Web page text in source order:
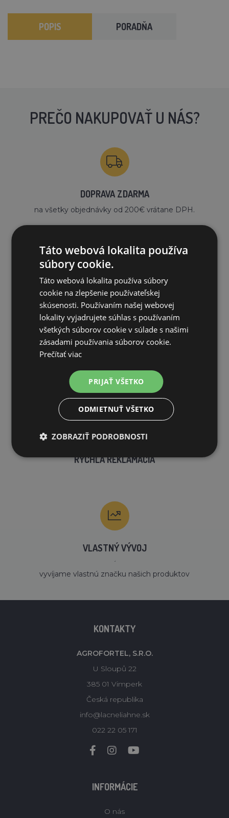
POPIS PORADŇA
PREČO NAKUPOVAŤ U NÁS?
DOPRAVA ZDARMA
na všetky objednávky od 200€ vrátane DPH.
VLASTNÝ SKLAD
99 % produktov držíme priamo skladom
RÝCHLE DODANIE
RÝCHLA REKLAMÁCIA
VLASTNÝ VÝVOJ
´
vyvíjame vlastnú značku našich produktov
KONTAKTY
AGROFORTEL, S.R.O.
U Sloupů 22
385 01 Vimperk
Česká republika
info@lacneliahne.sk
022 22 05 171
INFORMÁCIE
O nás
Táto webová lokalita používa
súbory cookie.
Táto webová lokalita používa súbory
cookie na zlepšenie používateľskej
skúsenosti. Používaním našej webovej
lokality vyjadrujete súhlas s používaním
všetkých súborov cookie v súlade s našimi
zásadami používania súborov cookie.
Prečítať viac
PRIJAŤ VŠETKO
ODMIETNUŤ VŠETKO
ZOBRAZIŤ PODROBNOSTI